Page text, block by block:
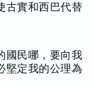
古實和西巴代替
國民哪，要向我
堅定我的公理為